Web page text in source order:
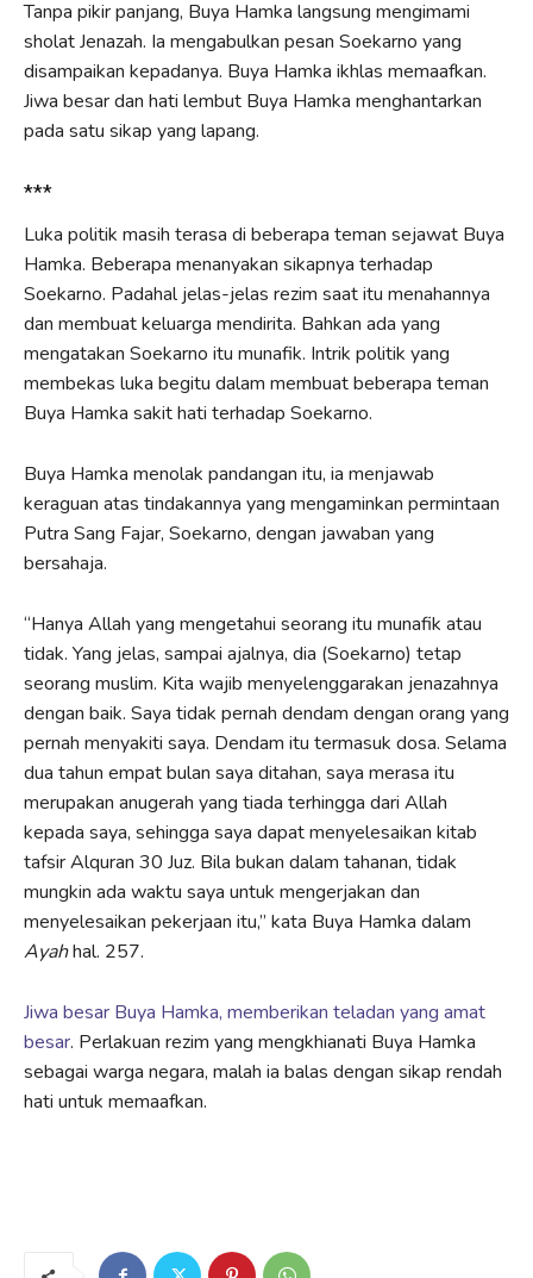
Tanpa pikir panjang, Buya Hamka langsung mengimami
sholat Jenazah. Ia mengabulkan pesan Soekarno yang
disampaikan kepadanya. Buya Hamka ikhlas memaafkan.
Jiwa besar dan hati lembut Buya Hamka menghantarkan
pada satu sikap yang lapang.
***
Luka politik masih terasa di beberapa teman sejawat Buya
Hamka. Beberapa menanyakan sikapnya terhadap
Soekarno. Padahal jelas-jelas rezim saat itu menahannya
dan membuat keluarga mendirita. Bahkan ada yang
mengatakan Soekarno itu munafik. Intrik politik yang
membekas luka begitu dalam membuat beberapa teman
Buya Hamka sakit hati terhadap Soekarno.
Buya Hamka menolak pandangan itu, ia menjawab
keraguan atas tindakannya yang mengaminkan permintaan
Putra Sang Fajar, Soekarno, dengan jawaban yang
bersahaja.
“Hanya Allah yang mengetahui seorang itu munafik atau
tidak. Yang jelas, sampai ajalnya, dia (Soekarno) tetap
seorang muslim. Kita wajib menyelenggarakan jenazahnya
dengan baik. Saya tidak pernah dendam dengan orang yang
pernah menyakiti saya. Dendam itu termasuk dosa. Selama
dua tahun empat bulan saya ditahan, saya merasa itu
merupakan anugerah yang tiada terhingga dari Allah
kepada saya, sehingga saya dapat menyelesaikan kitab
tafsir Alquran 30 Juz. Bila bukan dalam tahanan, tidak
mungkin ada waktu saya untuk mengerjakan dan
menyelesaikan pekerjaan itu,” kata Buya Hamka dalam
Ayahhal. 257.
Jiwa besar Buya Hamka, memberikan teladan yang amat
besar. Perlakuan rezim yang mengkhianati Buya Hamka
sebagai warga negara, malah ia balas dengan sikap rendah
hati untuk memaafkan.